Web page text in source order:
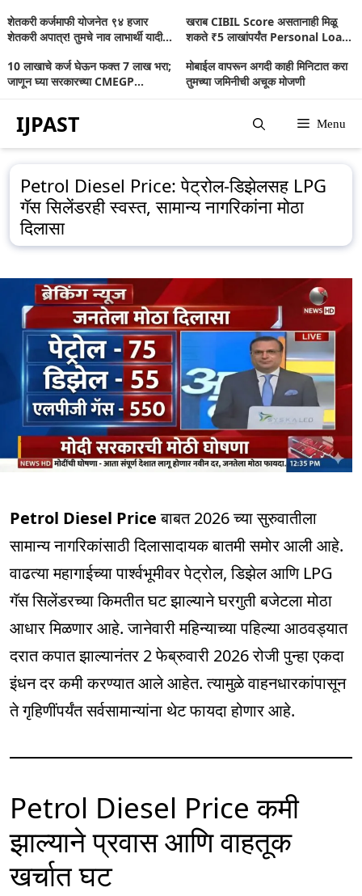
Skip
to
content
शेतकरी कर्जमाफी योजनेत ९४ हजार
शेतकरी अपात्र! तुमचे नाव लाभार्थी यादीत
खराब CIBIL Score असतानाही मिळू
शकते ₹5 लाखांपर्यंत Personal Loan;
10 लाखाचे कर्ज घेऊन फक्त 7 लाख भरा;
जाणून घ्या सरकारच्या CMEGP
मोबाईल वापरून अगदी काही मिनिटात करा
तुमच्या जमिनीची अचूक मोजणी
IJPAST Menu
Petrol Diesel Price: पेट्रोल-डिझेलसह LPG
गॅस सिलेंडरही स्वस्त, सामान्य नागरिकांना मोठा
दिलासा
Petrol Diesel Priceबाबत 2026 च्या सुरुवातीला
सामान्य नागरिकांसाठी दिलासादायक बातमी समोर आली आहे.
वाढत्या महागाईच्या पार्श्वभूमीवर पेट्रोल, डिझेल आणि LPG
गॅस सिलेंडरच्या किमतीत घट झाल्याने घरगुती बजेटला मोठा
आधार मिळणार आहे. जानेवारी महिन्याच्या पहिल्या आठवड्यात
दरात कपात झाल्यानंतर 2 फेब्रुवारी 2026 रोजी पुन्हा एकदा
इंधन दर कमी करण्यात आले आहेत. त्यामुळे वाहनधारकांपासून
ते गृहिणींपर्यंत सर्वसामान्यांना थेट फायदा होणार आहे.
Petrol Diesel Price कमी
झाल्याने प्रवास आणि वाहतूक
खर्चात घट